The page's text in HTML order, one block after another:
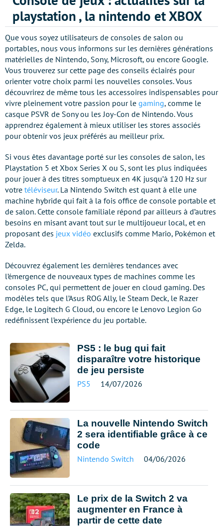
playstation , la nintendo et XBOX
Que vous soyez utilisateurs de consoles de salon ou
portables, nous vous informons sur les dernières générations
matérielles de Nintendo, Sony, Microsoft, ou encore Google.
Vous trouverez sur cette page des conseils éclairés pour
orienter votre choix parmi les nouvelles consoles. Vous
découvrirez de même tous les accessoires indispensables pour
vivre pleinement votre passion pour le gaming, comme le
casque PSVR de Sony ou les Joy-Con de Nintendo. Vous
apprendrez également à mieux utiliser les stores associés
pour obtenir vos jeux préférés au meilleur prix.
Si vous êtes davantage porté sur les consoles de salon, les
Playstation 5 et Xbox Series X ou S, sont les plus indiquées
pour jouer à des titres somptueux en 4K jusqu’à 120 Hz sur
votre téléviseur. La Nintendo Switch est quant à elle une
machine hybride qui fait à la fois office de console portable et
de salon. Cette console familiale répond par ailleurs à d’autres
besoins en misant avant tout sur le multijoueur local, et en
proposant des jeux vidéo exclusifs comme Mario, Pokémon et
Zelda.
Découvrez également les dernières tendances avec
l’émergence de nouveaux types de machines comme les
consoles PC, qui permettent de jouer en cloud gaming. Des
modèles tels que l’Asus ROG Ally, le Steam Deck, le Razer
Edge, le Logitech G Cloud, ou encore le Lenovo Legion Go
redéfinissent l’expérience du jeu portable.
PS5 : le bug qui fait
disparaître votre historique
de jeu persiste
PS5 14/07/2026
La nouvelle Nintendo Switch
2 sera identifiable grâce à ce
code
Nintendo Switch 04/06/2026
Le prix de la Switch 2 va
augmenter en France à
partir de cette date